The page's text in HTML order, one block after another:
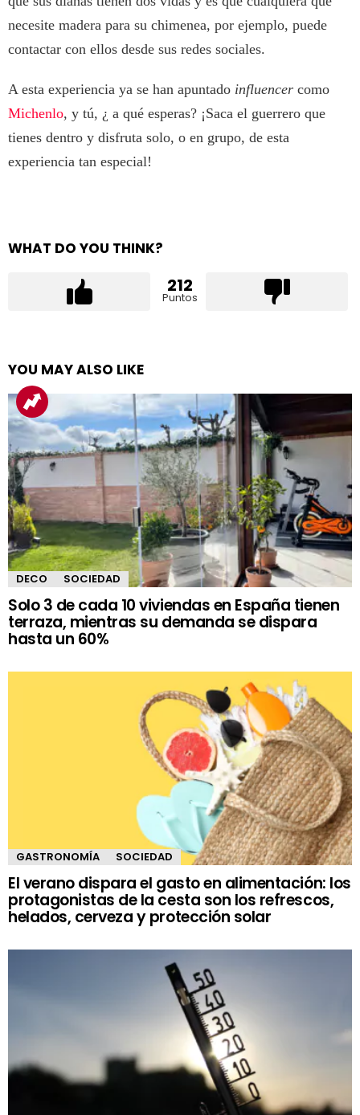
necesite madera para su chimenea, por ejemplo, puede
contactar con ellos desde sus redes sociales.
A esta experiencia ya se han apuntado influencer como
Michenlo, y tú, ¿ a qué esperas? ¡Saca el guerrero que
tienes dentro y disfruta solo, o en grupo, de esta
experiencia tan especial!
WHAT DO YOU THINK?
212
Puntos
YOU MAY ALSO LIKE
DECO SOCIEDAD
Solo 3 de cada 10 viviendas en España tienen
terraza, mientras su demanda se dispara
hasta un 60%
GASTRONOMÍA SOCIEDAD
El verano dispara el gasto en alimentación: los
protagonistas de la cesta son los refrescos,
helados, cerveza y protección solar